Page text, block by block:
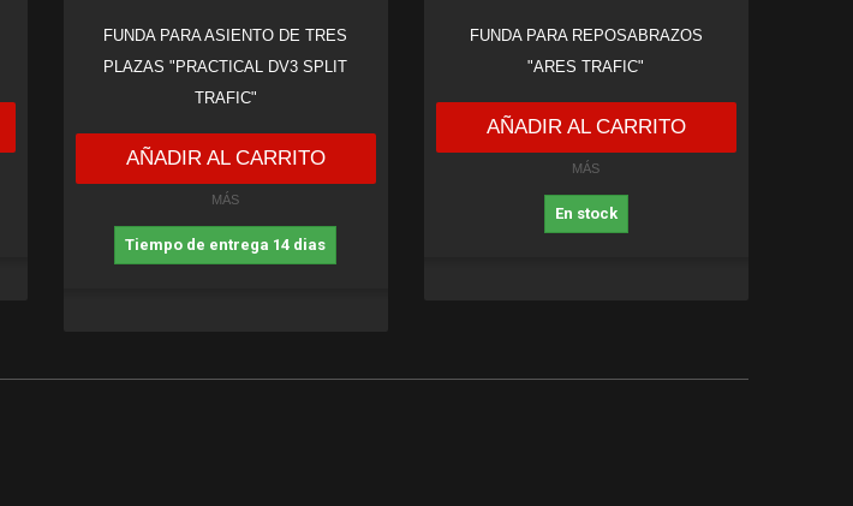
FUNDA PARA ASIENTO DE TRES
PLAZAS "PRACTICAL DV3 SPLIT
TRAFIC"
AÑADIR AL CARRITO
MÁS
Tiempo de entrega 14 dias
FUNDA PARA REPOSABRAZOS
"ARES TRAFIC"
AÑADIR AL CARRITO
MÁS
En stock